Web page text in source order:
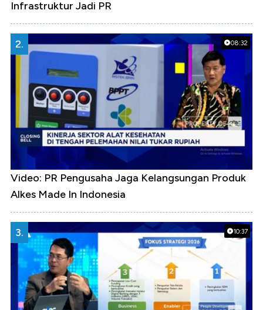
Infrastruktur Jadi PR
08:32
2.
Video: PR Pengusaha Jaga Kelangsungan Produk
Alkes Made In Indonesia
10:37
3.